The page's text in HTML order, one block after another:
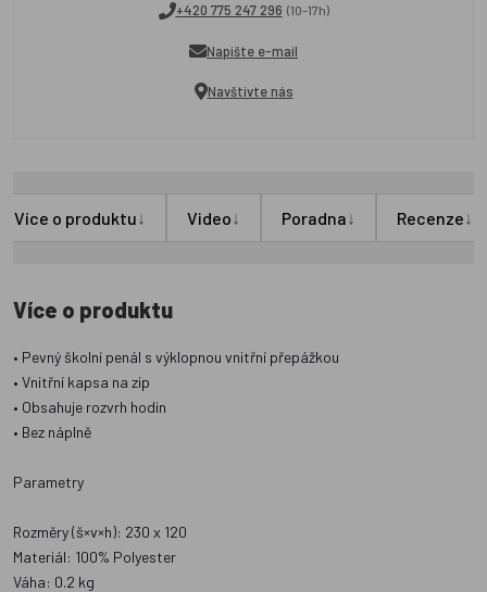
+420 775 247 296 (10-17h)
Napište e-mail
Navštivte nás
Více o produktu↓ Video↓ Poradna↓ Recenze↓
Více o produktu
• Pevný školní penál s výklopnou vnitřní přepážkou
• Vnitřní kapsa na zip
• Obsahuje rozvrh hodin
• Bez náplně
Parametry
Rozměry (š×v×h): 230 x 120
Materiál: 100% Polyester
Váha: 0.2 kg